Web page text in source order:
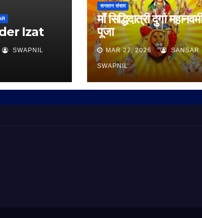
Izat
SWAPNIL
सनातन संसार
माँ सिद्धिदात्री दुर्गा महानवमी
पूजा
MAR 27, 2026 SANSAR
SWAPNIL